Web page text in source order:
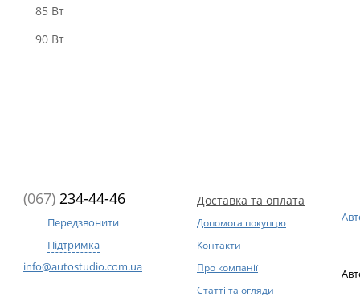
85 Вт
90 Вт
(067) 234-44-46
Передзвонити
Підтримка
info@autostudio.com.ua
Доставка та оплата
Допомога покупцю
Контакти
Про компанії
Статті та огляди